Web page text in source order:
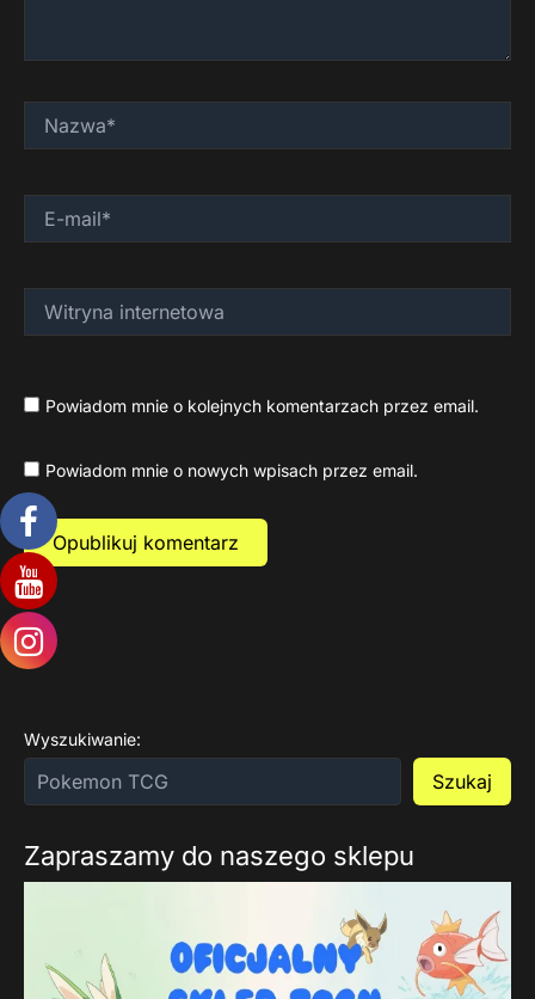
mail*
internetowa
Powiadom mnie o kolejnych komentarzach przez email.
Powiadom mnie o nowych wpisach przez email.
Wyszukiwanie:
Szukaj
Zapraszamy do naszego sklepu